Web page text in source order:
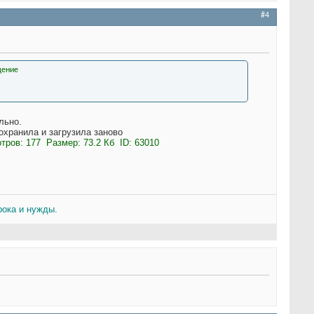
#4
и загрузила заново
и нужды.